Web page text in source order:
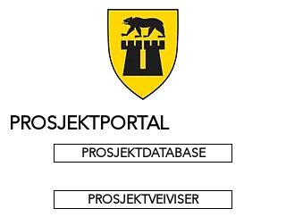
PROSJEKTPORTAL
PROSJEKTDATABASE
PROSJEKTVEIVISER